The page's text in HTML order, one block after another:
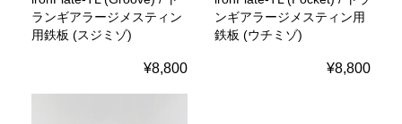
ランギアラージメスティン
用鉄板 (スジミゾ)
¥8,800
ンギアラージメスティン用
鉄板 (ウチミゾ)
¥8,800